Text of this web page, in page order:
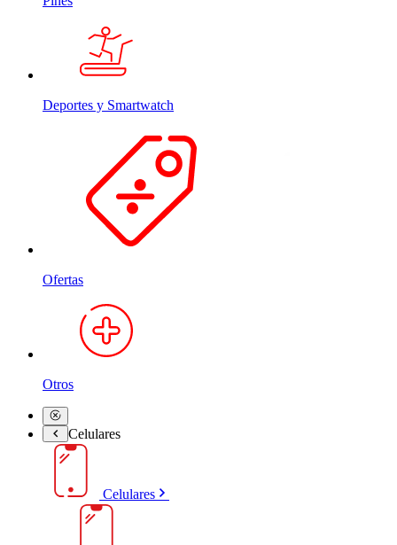
Deportes y Smartwatch
Ofertas
Otros
Celulares
Celulares